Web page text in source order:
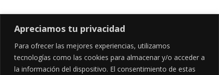
Apreciamos tu privacidad
Para ofrecer las mejores experiencias, utilizamos
tecnologías como las cookies para almacenar y/o acceder a
la información del dispositivo. El consentimiento de estas
SÍGUENOS EN